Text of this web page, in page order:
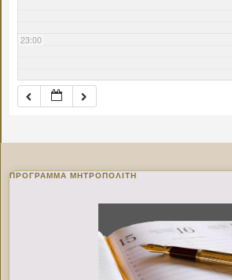
23:00
ΠΡΌΓΡΑΜΜΑ ΜΗΤΡΟΠΟΛΊΤΗ